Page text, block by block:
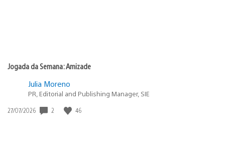
Jogada da Semana: Amizade
Julia Moreno
PR, Editorial and Publishing Manager, SIE
Data
27/07/2026 2 46